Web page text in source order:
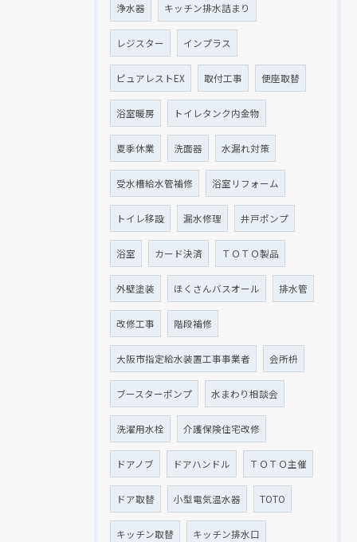
浄水器 キッチン排水詰まり
レジスター インプラス
ピュアレストEX 取付工事 便座取替
浴室暖房 トイレタンク内金物
夏季休業 洗面器 水漏れ対策
受水槽給水管補修 浴室リフォーム
トイレ移設 漏水修理 井戸ポンプ
浴室 カード決済 ＴＯＴＯ製品
外壁塗装 ほくさんバスオール 排水管
改修工事 階段補修
大阪市指定給水装置工事事業者 会所枡
ブースターポンプ 水まわり相談会
洗濯用水栓 介護保険住宅改修
ドアノブ ドアハンドル ＴＯＴＯ主催
ドア取替 小型電気温水器 TOTO
キッチン取替 キッチン排水口